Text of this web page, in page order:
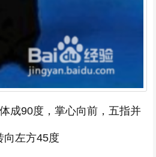
成90度，掌心向前，五指并
向左方45度